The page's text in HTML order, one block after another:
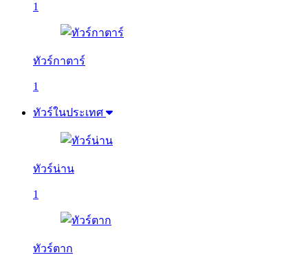
1
ทัวร์กาตาร์
1
ทัวร์ในประเทศ
ทัวร์น่าน
1
ทัวร์ตาก